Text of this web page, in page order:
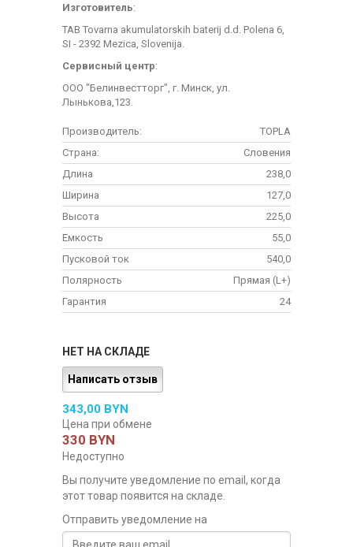
Изготовитель:
TAB Tovarna akumulatorskih baterij d.d. Polena 6,
SI - 2392 Mezica, Slovenija.
Сервисный центр:
ООО "Белинвестторг", г. Минск, ул.
Лынькова,123.
Производитель:
TOPLA
Страна:
Словения
Длина
238,0
Ширина
127,0
Высота
225,0
Емкость
55,0
Пусковой ток
540,0
Полярность
Прямая (L+)
Гарантия
24
НЕТ НА СКЛАДЕ
Написать отзыв
343,00 BYN
Цена при обмене
330 BYN
Недоступно
Вы получите уведомление по email, когда
этот товар появится на складе.
Отправить уведомление на